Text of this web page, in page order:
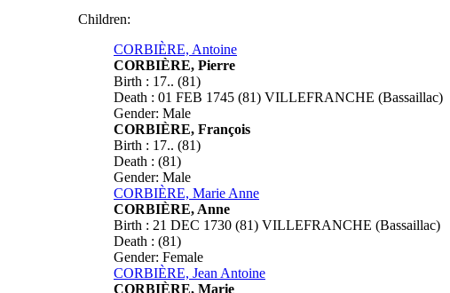
Children:
CORBIÈRE, Antoine
CORBIÈRE, Pierre
Birth : 17.. (81)
Death : 01 FEB 1745 (81) VILLEFRANCHE (Bassaillac)
Gender: Male
CORBIÈRE, François
Birth : 17.. (81)
Death : (81)
Gender: Male
CORBIÈRE, Marie Anne
CORBIÈRE, Anne
Birth : 21 DEC 1730 (81) VILLEFRANCHE (Bassaillac)
Death : (81)
Gender: Female
CORBIÈRE, Jean Antoine
CORBIÈRE, Marie